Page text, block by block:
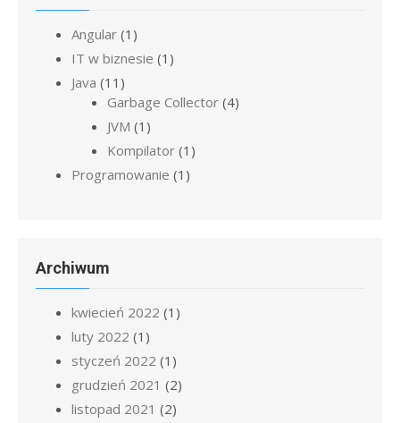
Angular (1)
IT w biznesie (1)
Java (11)
Garbage Collector (4)
JVM (1)
Kompilator (1)
Programowanie (1)
Archiwum
kwiecień 2022 (1)
luty 2022 (1)
styczeń 2022 (1)
grudzień 2021 (2)
listopad 2021 (2)